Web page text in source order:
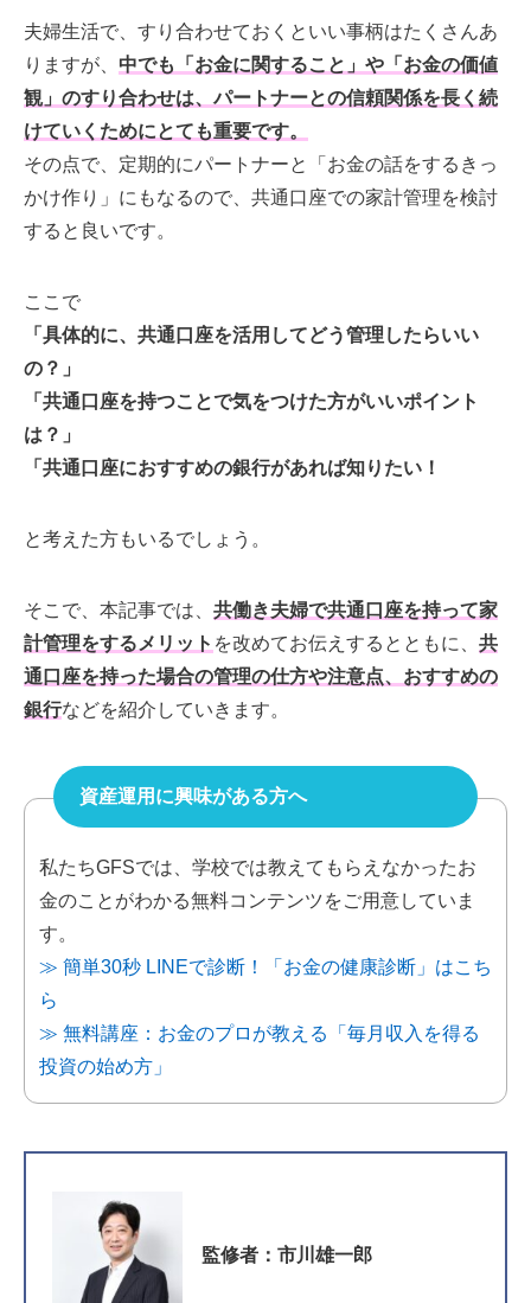
夫婦生活で、すり合わせておくといい事柄はたくさんあ
りますが、 中でも「お金に関すること」や「お金の価値
観」のすり合わせは、パートナーとの信頼関係を長く続
けていくためにとても重要です。
その点で、定期的にパートナーと「お金の話をするきっ
かけ作り」にもなるので、共通口座での家計管理を検討
すると良いです。
ここで
「具体的に、共通口座を活用してどう管理したらいい
の？」
「共通口座を持つことで気をつけた方がいいポイント
は？」
「共通口座におすすめの銀行があれば知りたい！
と考えた方もいるでしょう。
そこで、本記事では、 共働き夫婦で共通口座を持って家
計管理をするメリット を改めてお伝えするとともに、 共
通口座を持った場合の管理の仕方や注意点、おすすめの
銀行などを紹介していきます。
資産運用に興味がある方へ
私たちGFSでは、学校では教えてもらえなかったお
金のことがわかる無料コンテンツをご用意していま
す。
≫ 簡単30秒 LINEで診断！「お金の健康診断」はこち
ら
≫ 無料講座：お金のプロが教える「毎月収入を得る
投資の始め方」
監修者：市川雄一郎